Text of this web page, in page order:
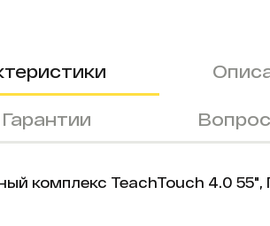
Гарантии
комплекс TeachTouch 4.0 55",